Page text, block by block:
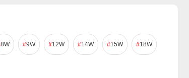
8W 9W 12W 14W 15W 18W